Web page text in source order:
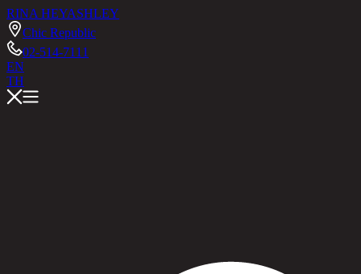
RINA HEYASHLEY
Chic Republic
02-514-7111
EN
TH